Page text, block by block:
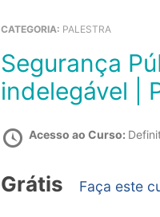
CATEGORIA: PALESTRA
Segurança Pública e Sociedade: acordo
indelegável |
Acesso ao Curso:
Grátis Faça este